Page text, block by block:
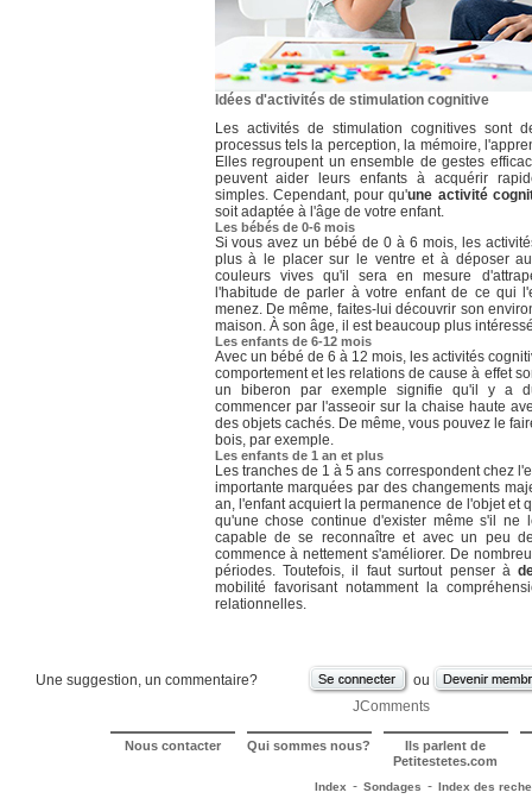
Idées d'activités de stimulation cognitive
Les activités de stimulation cognitives sont
processus tels la perception, la mémoire,
Elles regroupent un ensemble de gestes
peuvent aider leurs enfants à acquérir
simples. Cependant, pour qu'une activité
soit adaptée à l'âge de votre enfant.
Les bébés de 0-6 mois
Si vous avez un bébé de 0 à 6 mois, les
plus à le placer sur le ventre et à déposer
couleurs vives qu'il sera en mesure
l'habitude de parler à votre enfant de ce qui
menez. De même, faites-lui découvrir son
maison. À son âge, il est beaucoup plus
Les enfants de 6-12 mois
Avec un bébé de 6 à 12 mois, les activités
comportement et les relations de cause à effet
un biberon par exemple signifie qu'il y a
commencer par l'asseoir sur la chaise haute
des objets cachés. De même, vous pouvez le
bois, par exemple.
Les enfants de 1 an et plus
Les tranches de 1 à 5 ans correspondent chez
importante marquées par des changements
an, l'enfant acquiert la permanence de l'objet et
qu'une chose continue d'exister même s'il
capable de se reconnaître et avec un peu
commence à nettement s'améliorer. De
périodes. Toutefois, il faut surtout penser à
mobilité favorisant notamment la
relationnelles.
Une suggestion, un commentaire?
ou
JComments
Nous contacter Qui sommes nous? Ils parlent de
Petitestetes.com
Index - Sondages - Index des